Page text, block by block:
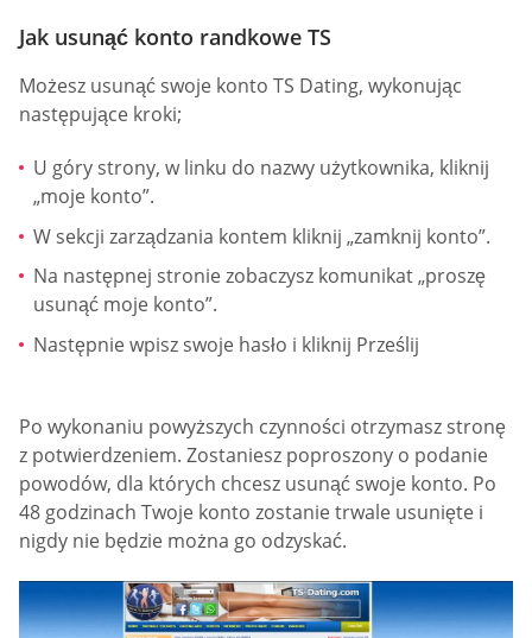
Jak usunąć konto randkowe TS
Możesz usunąć swoje konto TS Dating, wykonując
następujące kroki;
U góry strony, w linku do nazwy użytkownika, kliknij
„moje konto”.
W sekcji zarządzania kontem kliknij „zamknij konto”.
Na następnej stronie zobaczysz komunikat „proszę
usunąć moje konto”.
Następnie wpisz swoje hasło i kliknij Prześlij
Po wykonaniu powyższych czynności otrzymasz stronę
z potwierdzeniem. Zostaniesz poproszony o podanie
powodów, dla których chcesz usunąć swoje konto. Po
48 godzinach Twoje konto zostanie trwale usunięte i
nigdy nie będzie można go odzyskać.